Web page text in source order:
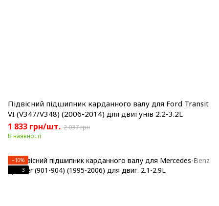
Підвісний підшипник карданного валу для Ford Transit
VI (V347/V348) (2006-2014) для двигунів 2.2-3.2L
1 833 грн/шт. 2 037 грн
В наявності
−10%
3